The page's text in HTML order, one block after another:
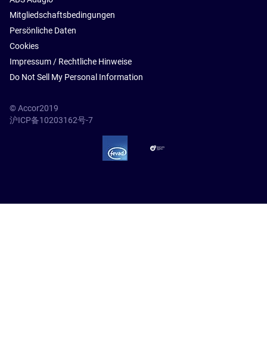
Mitgliedschaftsbedingungen
Persönliche Daten
Cookies
Impressum / Rechtliche Hinweise
Do Not Sell My Personal Information
© Accor2019
沪ICP备10203162号-7